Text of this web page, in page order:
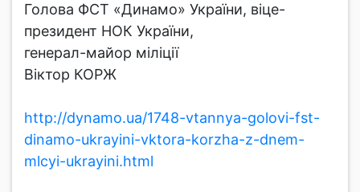
Голова ФСТ «Динамо» України, віце-
президент НОК України,
генерал-майор міліції
Віктор КОРЖ
http://dynamo.ua/1748-vtannya-golovi-fst-
dinamo-ukrayini-vktora-korzha-z-dnem-
mlcyi-ukrayini.html